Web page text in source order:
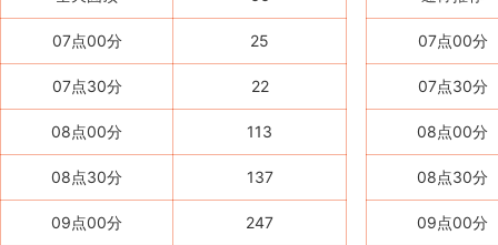
07点00分 25
07点30分 22
08点00分 113
08点30分 137
09点00分 247
07点00分
07点30分
08点00分
08点30分
09点00分